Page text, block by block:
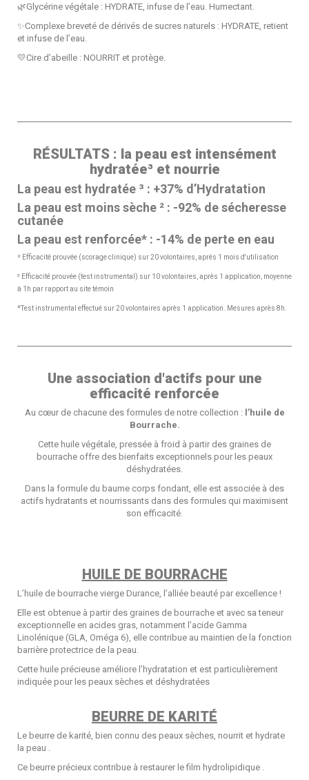
🌿Glycérine végétale : HYDRATE, infuse de l’eau. Humectant.
✨Complexe breveté de dérivés de sucres naturels : HYDRATE, retient
et infuse de l’eau.
💛Cire d’abeille : NOURRIT et protège.
RÉSULTATS : la peau est intensément
hydratée³ et nourrie
La peau est hydratée ³ : +37% d’Hydratation
La peau est moins sèche ² : -92% de sécheresse
cutanée
La peau est renforcée* : -14% de perte en eau
² Efficacité prouvée (scorage clinique) sur 20 volontaires, après 1 mois d'utilisation
³ Efficacité prouvée (test instrumental) sur 10 volontaires, après 1 application, moyenne
à 1h par rapport au site témoin
*Test instrumental effectué sur 20 volontaires après 1 application. Mesures après 8h.
Une association d'actifs pour une
efficacité renforcée
Au cœur de chacune des formules de notre collection : l’huile de
Bourrache.
Cette huile végétale, pressée à froid à partir des graines de
bourrache offre des bienfaits exceptionnels pour les peaux
déshydratées.
Dans la formule du baume corps fondant, elle est associée à des
actifs hydratants et nourrissants dans des formules qui maximisent
son efficacité.
HUILE DE BOURRACHE
L’huile de bourrache vierge Durance, l’alliée beauté par excellence !
Elle est obtenue à partir des graines de bourrache et avec sa teneur
exceptionnelle en acides gras, notamment l’acide Gamma
Linolénique (GLA, Oméga 6), elle contribue au maintien de la fonction
barrière protectrice de la peau.
Cette huile précieuse améliore l’hydratation et est particulièrement
indiquée pour les peaux sèches et déshydratées
BEURRE DE KARITÉ
Le beurre de karité, bien connu des peaux sèches, nourrit et hydrate
la peau .
Ce beurre précieux contribue à restaurer le film hydrolipidique .